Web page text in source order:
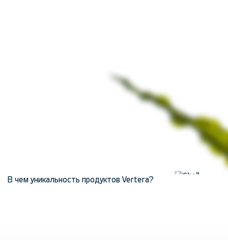
В чем уникальность продуктов Vertera?